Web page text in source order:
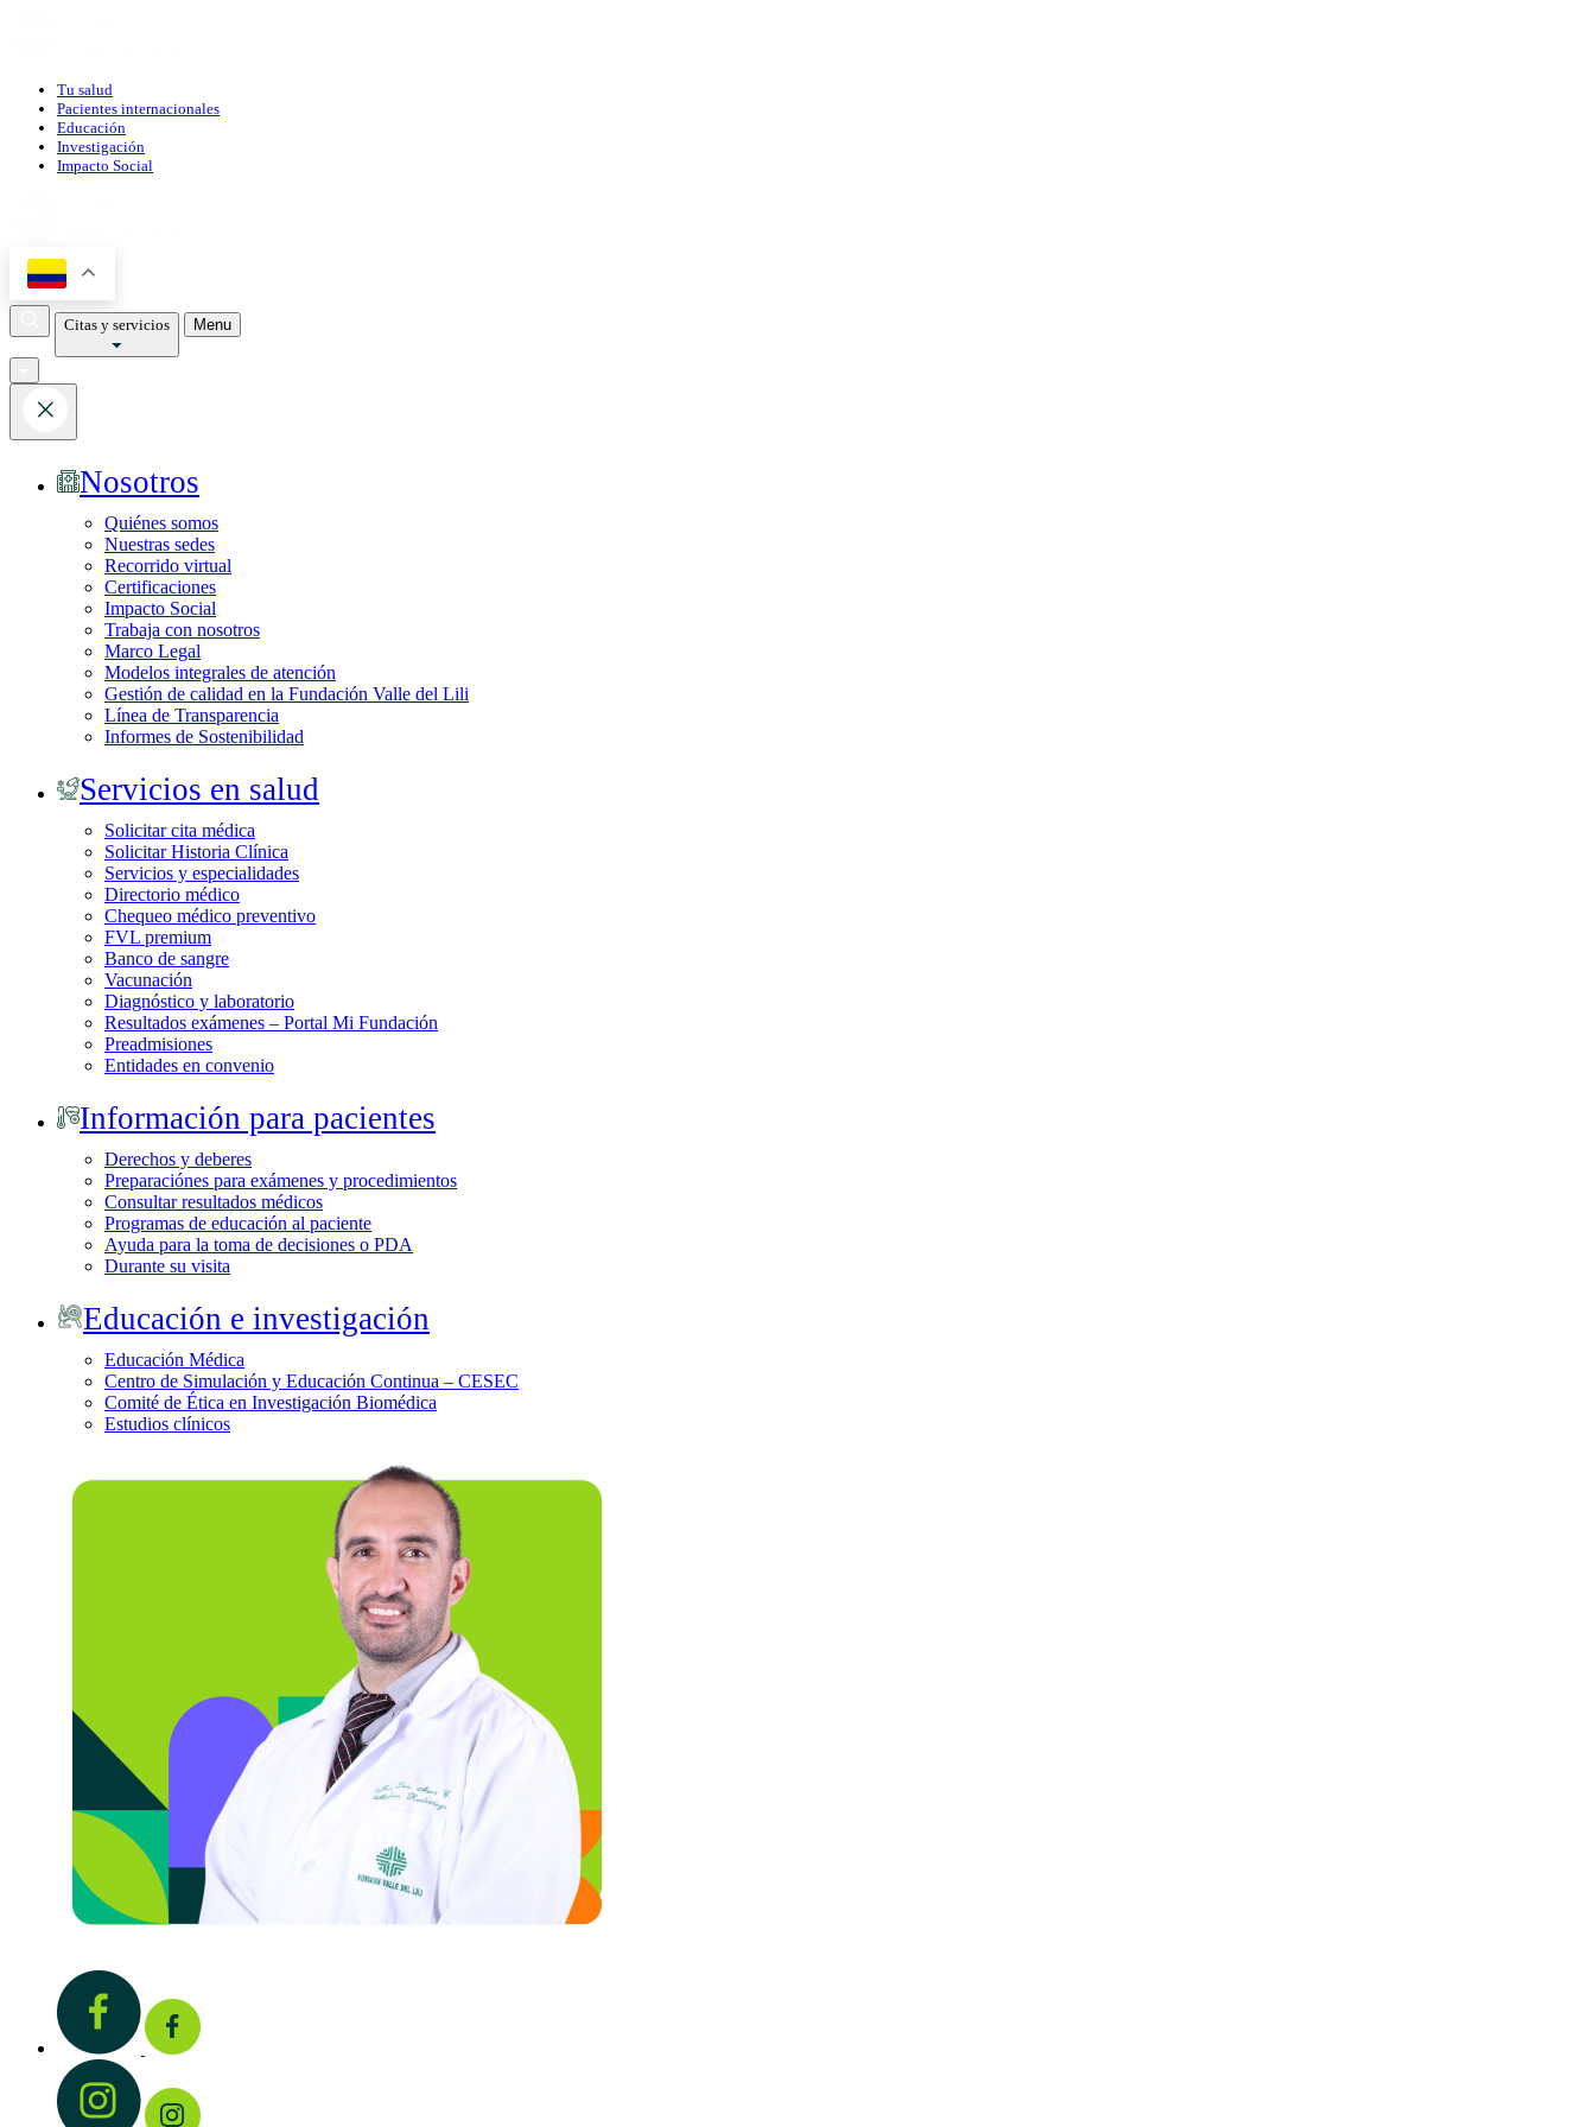
Tu salud
Pacientes internacionales
Educación
Investigación
Impacto Social
Citas y servicios Menu
Nosotros
Quiénes somos
Nuestras sedes
Recorrido virtual
Certificaciones
Impacto Social
Trabaja con nosotros
Marco Legal
Modelos integrales de atención
Gestión de calidad en la Fundación Valle del Lili
Línea de Transparencia
Informes de Sostenibilidad
Servicios en salud
Solicitar cita médica
Solicitar Historia Clínica
Servicios y especialidades
Directorio médico
Chequeo médico preventivo
FVL premium
Banco de sangre
Vacunación
Diagnóstico y laboratorio
Resultados exámenes – Portal Mi Fundación
Preadmisiones
Entidades en convenio
Información para pacientes
Derechos y deberes
Preparaciónes para exámenes y procedimientos
Consultar resultados médicos
Programas de educación al paciente
Ayuda para la toma de decisiones o PDA
Durante su visita
Educación e investigación
Educación Médica
Centro de Simulación y Educación Continua – CESEC
Comité de Ética en Investigación Biomédica
Estudios clínicos